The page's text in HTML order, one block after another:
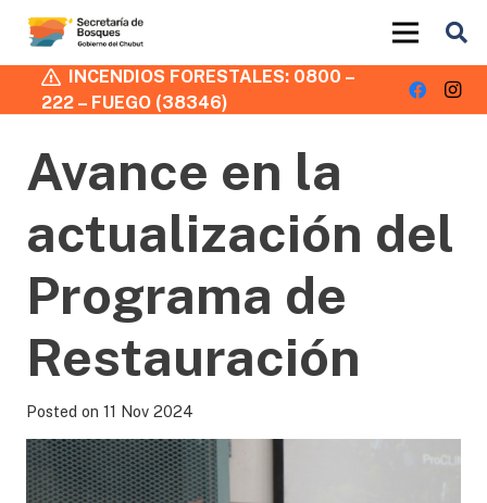
INCENDIOS FORESTALES: 0800 –
222 – FUEGO (38346)
Avance en la
actualización del
Programa de
Restauración
Posted on 11 Nov 2024